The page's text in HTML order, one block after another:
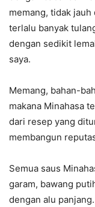
memang, tidak jauh
terlalu banyak
dengan sedikit
saya.
Memang, bahan-
makana Minahasa
dari resep yang
membangun
Semua saus
garam, bawang
dengan alu